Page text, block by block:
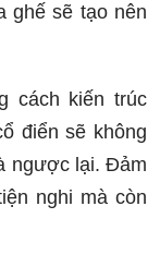
ghế sẽ tạo nên
cách kiến trúc
điển sẽ không
ngược lại. Đảm
nghi mà còn